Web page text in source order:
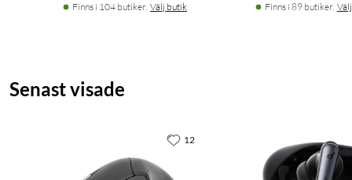
Finns i 104 butiker. Välj butik
Finns i 89 butiker.
Senast visade
12